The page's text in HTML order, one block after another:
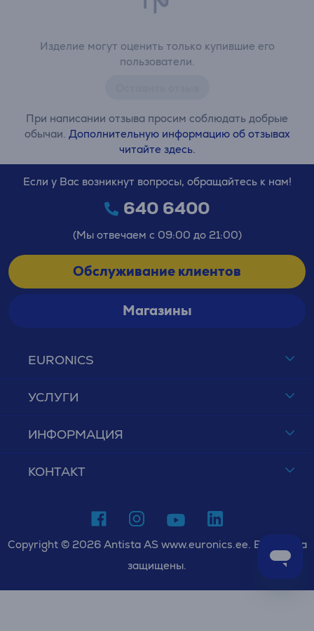
Изделие могут оценить только купившие его
пользователи.
При написании отзыва просим соблюдать добрые
обычаи. Дополнительную информацию об отзывах
читайте здесь.
EURONICS
УСЛУГИ
ИНФОРМАЦИЯ
КОНТАКТ
Если у Вас возникнут вопросы, обращайтесь к нам!
640 6400
(Мы отвечаем с 09:00 до 21:00)
Обслуживание клиентов
Магазины
Copyright © 2026 Antista AS www.euronics.ee. Все права
защищены.